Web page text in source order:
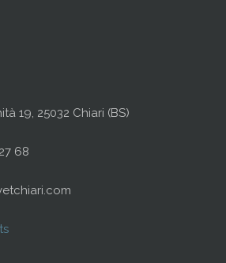
19, 25032 Chiari (BS)
68